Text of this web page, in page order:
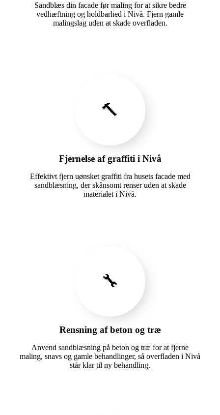
Sandblæs din facade før maling for at sikre bedre
vedhæftning og holdbarhed i Nivå. Fjern gamle
malingslag uden at skade overfladen.
🔨
Fjernelse af graffiti i Nivå
Effektivt fjern uønsket graffiti fra husets facade med
sandblæsning, der skånsomt renser uden at skade
materialet i Nivå.
🔧
Rensning af beton og træ
Anvend sandblæsning på beton og træ for at fjerne
maling, snavs og gamle behandlinger, så overfladen i Nivå
står klar til ny behandling.